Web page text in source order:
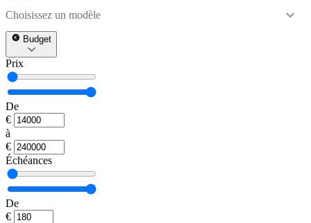
Choisissez un modèle
Budget
Prix
De
€
à
€
Échéances
De
€